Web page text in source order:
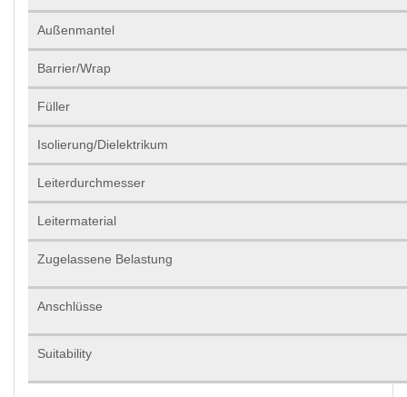
Außenmantel
Barrier/Wrap
Füller
Isolierung/Dielektrikum
Leiterdurchmesser
Leitermaterial
Zugelassene Belastung
Anschlüsse
Suitability